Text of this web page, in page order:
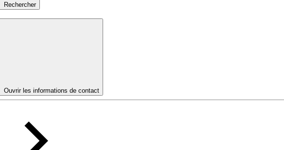
Rechercher
Ouvrir les informations de contact